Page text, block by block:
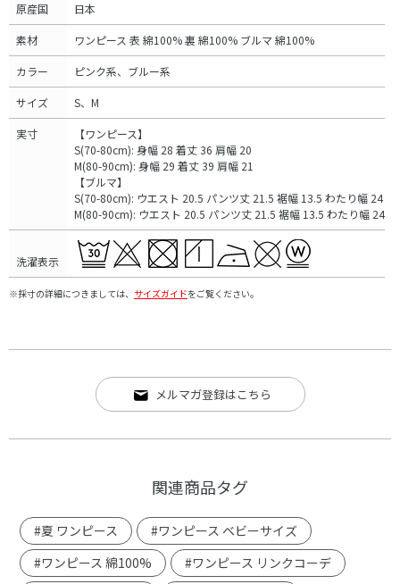
原産国 日本
素材 ワンピース 表 綿100% 裏 綿100% ブルマ 綿100%
カラー ピンク系、ブルー系
サイズ S、M
実寸
【ワンピース】
S(70-80cm): 身幅 28 着丈 36 肩幅 20
M(80-90cm): 身幅 29 着丈 39 肩幅 21
【ブルマ】
S(70-80cm): ウエスト 20.5 パンツ丈 21.5 裾幅 13.5 わたり幅 24
M(80-90cm): ウエスト 20.5 パンツ丈 21.5 裾幅 13.5 わたり幅 24
洗濯表示
※採寸の詳細につきましては、 サイズガイドをご覧ください。
メルマガ登録はこちら
関連商品タグ
#夏 ワンピース
#ワンピース ベビーサイズ
#ワンピース 綿100%
#ワンピース リンクコーデ